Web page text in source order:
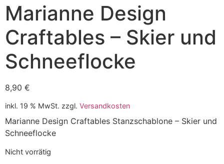
Marianne Design
Craftables – Skier und
Schneeflocke
8,90 €
inkl. 19 % MwSt. zzgl. Versandkosten
Marianne Design Craftables Stanzschablone – Skier und
Schneeflocke
Nicht vorrätig